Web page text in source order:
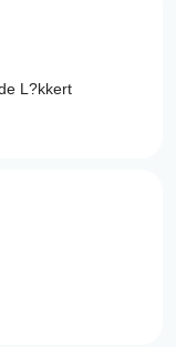
L?kkert